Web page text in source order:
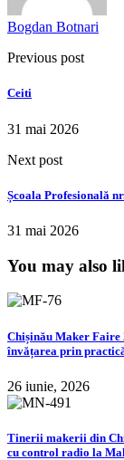
Bogdan Botnari
Previous post
Ceiti
31 mai 2026
Next post
Școala Profesională
31 mai 2026
You may also
Chișinău Maker Faire
învățarea prin
26 iunie, 2026
Tinerii makerii din
cu control radio la